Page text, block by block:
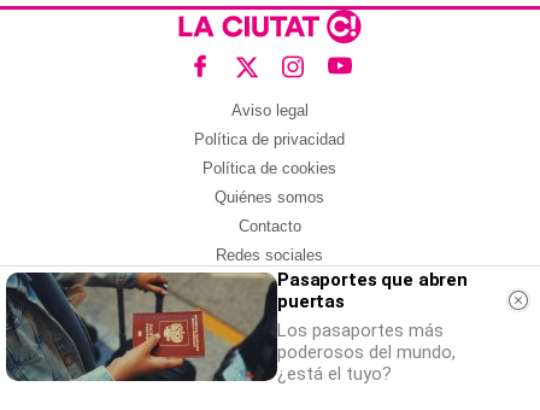
Aviso legal
Política de privacidad
Política de cookies
Quiénes somos
Contacto
Redes sociales
Con la colaboración de:
Pasaportes que abren
puertas
Los pasaportes más
poderosos del mundo,
¿está el tuyo?